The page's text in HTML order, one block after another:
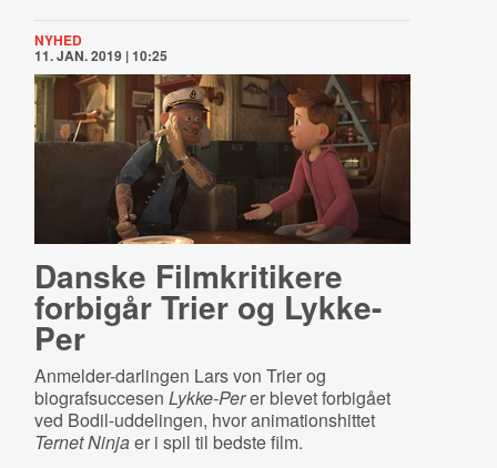
NYHED
11. JAN. 2019 | 10:25
Danske Filmkritikere
forbigår Trier og Lykke-
Per
Anmelder-darlingen Lars von Trier og
biografsuccesen Lykke-Perer blevet forbigået
ved Bodil-uddelingen, hvor animationshittet
Ternet Ninjaer i spil til bedste film.